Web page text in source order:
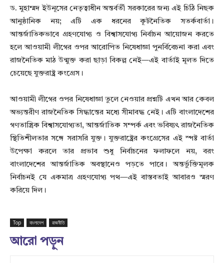
ড. মুহাম্মদ ইউনূসের নেতৃত্বাধীন অন্তর্বর্তী সরকারের জন্য এই চিঠি নিছক
আনুষ্ঠানিক নয়; এটি এক ধরনের কূটনৈতিক সতর্কবার্তা।
আন্তর্জাতিকভাবে গ্রহণযোগ্য ও বিশ্বাসযোগ্য নির্বাচন আয়োজন করতে
হলে আওয়ামী লীগের ওপর আরোপিত নিষেধাজ্ঞা পুনর্বিবেচনা করা এবং
রাজনৈতিক মাঠ উন্মুক্ত করা ছাড়া বিকল্প নেই—এই বার্তাই মূলত দিতে
চেয়েছে যুক্তরাষ্ট্র কংগ্রেস।
আওয়ামী লীগের ওপর নিষেধাজ্ঞা তুলে নেওয়ার প্রশ্নটি এখন আর কেবল
অভ্যন্তরীণ রাজনৈতিক সিদ্ধান্তের মধ্যে সীমাবদ্ধ নেই। এটি বাংলাদেশের
গণতান্ত্রিক বিশ্বাসযোগ্যতা, আন্তর্জাতিক সম্পর্ক এবং ভবিষ্যৎ রাজনৈতিক
স্থিতিশীলতার সঙ্গে সরাসরি যুক্ত। যুক্তরাষ্ট্রের কংগ্রেসের এই স্পষ্ট বার্তা
উপেক্ষা করলে তার প্রভাব শুধু নির্বাচনের ফলাফলে নয়, বরং
বাংলাদেশের আন্তর্জাতিক অবস্থানেও পড়তে পারে। অন্তর্ভুক্তিমূলক
নির্বাচনই যে একমাত্র গ্রহণযোগ্য পথ—এই বাস্তবতাই আবারও স্মরণ
করিয়ে দিল।
Top বাংলাদেশ রাজনীতি
আরো পড়ুন